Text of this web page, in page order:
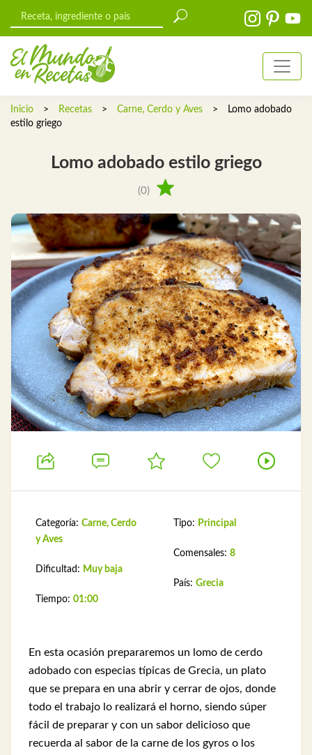
Inicio > Recetas > Carne, Cerdo y Aves >
Lomo adobado
estilo griego
Lomo adobado estilo griego
(0)
Categoría: Carne, Cerdo
y Aves
Dificultad: Muy baja
Tiempo: 01:00
Tipo: Principal
Comensales: 8
País: Grecia
En esta ocasión prepararemos un lomo de cerdo
adobado con especias típicas de Grecia, un plato
que se prepara en una abrir y cerrar de ojos, donde
todo el trabajo lo realizará el horno, siendo súper
fácil de preparar y con un sabor delicioso que
recuerda al sabor de la carne de los gyros o los